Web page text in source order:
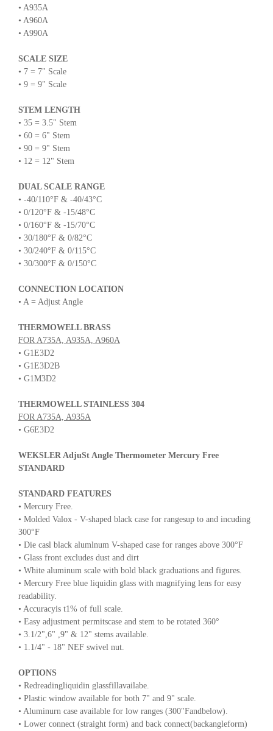
• A935A
• A960A
• A990A
SCALE SIZE
• 7 = 7" Scale
• 9 = 9" Scale
STEM LENGTH
• 35 = 3.5" Stem
• 60 = 6" Stem
• 90 = 9" Stem
• 12 = 12" Stem
DUAL SCALE RANGE
• -40/110°F & -40/43°C
• 0/120°F & -15/48°C
• 0/160°F & -15/70°C
• 30/180°F & 0/82°C
• 30/240°F & 0/115°C
• 30/300°F & 0/150°C
CONNECTION LOCATION
• A = Adjust Angle
THERMOWELL BRASS
FOR A735A, A935A, A960A
• G1E3D2
• G1E3D2B
• G1M3D2
THERMOWELL STAINLESS 304
FOR A735A, A935A
• G6E3D2
WEKSLER AdjuSt Angle Thermometer Mercury Free
STANDARD
STANDARD FEATURES
• Mercury Free.
• Molded Valox - V-shaped black case for rangesup to and incuding
300°F
• Die casl black alumlnum V-shaped case for ranges above 300°F
• Glass front excludes dust and dirt
• White aluminum scale with bold black graduations and figures.
• Mercury Free blue liquidin glass with magnifying lens for easy
readability.
• Accuracyis t1% of full scale.
• Easy adjustment permitscase and stem to be rotated 360°
• 3.1/2",6" ,9" & 12" stems available.
• 1.1/4" - 18" NEF swivel nut.
OPTIONS
• Redreadingliquidin glassfillavailabe.
• Plastic window available for both 7" and 9" scale.
• Aluminurn case available for low ranges (300"Fandbelow).
• Lower connect (straight form) and back connect(backangleform)